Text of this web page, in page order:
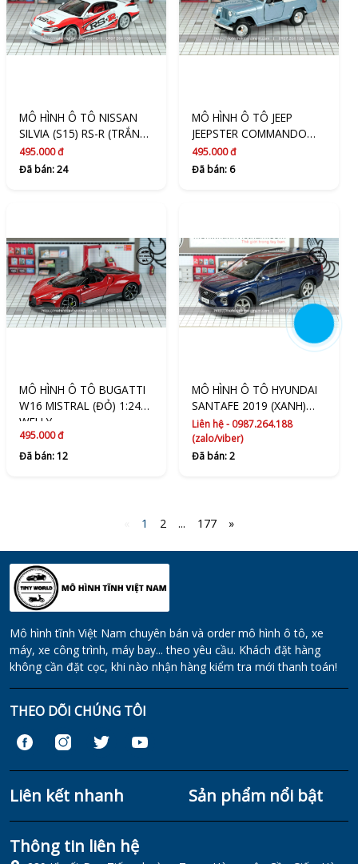
MÔ HÌNH Ô TÔ NISSAN
SILVIA (S15) RS-R (TRẮNG)
1:24 WELLY
495.000 đ
Đã bán: 24
MÔ HÌNH Ô TÔ JEEP
JEEPSTER COMMANDO
STATION WAGON 1967
(XANH) 1:24 WELLY
495.000 đ
Đã bán: 6
MÔ HÌNH Ô TÔ BUGATTI
W16 MISTRAL (ĐỎ) 1:24
WELLY
495.000 đ
Đã bán: 12
MÔ HÌNH Ô TÔ HYUNDAI
SANTAFE 2019 (XANH)
1:18 DEALER
Liên hệ - 0987.264.188
(zalo/viber)
Đã bán: 2
1 2 ... 177 »
Mô hình tĩnh Việt Nam chuyên bán và order mô hình ô tô, xe
máy, xe công trình, máy bay... theo yêu cầu. Khách đặt hàng
không cần đặt cọc, khi nào nhận hàng kiểm tra mới thanh toán!
THEO DÕI CHÚNG TÔI
Liên kết nhanh Sản phẩm nổi bật
Thông tin liên hệ